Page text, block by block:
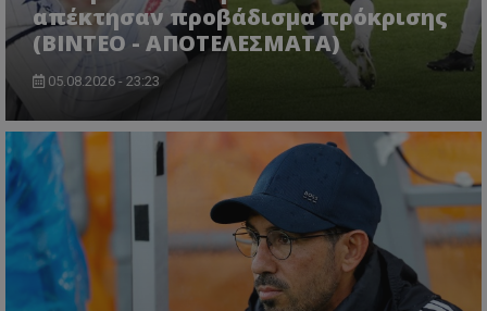
απέκτησαν προβάδισμα πρόκρισης
(ΒΙΝΤΕΟ - ΑΠΟΤΕΛΕΣΜΑΤΑ)
05.08.2026 - 23:23